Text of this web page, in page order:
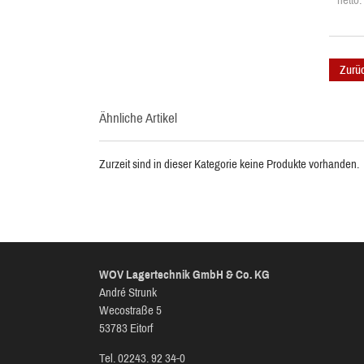
Ähnliche Artikel
Zurzeit sind in dieser Kategorie keine Produkte vorhanden.
WOV Lagertechnik GmbH & Co. KG
André Strunk
Wecostraße 5
53783 Eitorf
Tel. 02243. 92 34-0